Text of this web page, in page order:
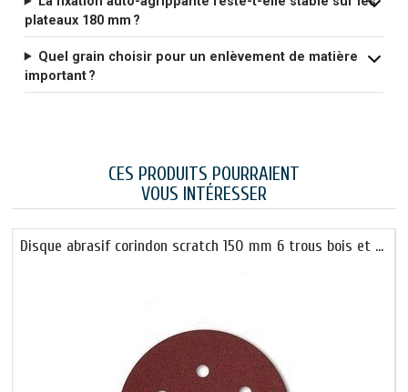
plateaux 180 mm ?
Quel grain choisir pour un enlèvement de matière
important ?
CES PRODUITS POURRAIENT
VOUS INTÉRESSER
Disque abrasif corindon scratch 150 mm 6 trous bois et …